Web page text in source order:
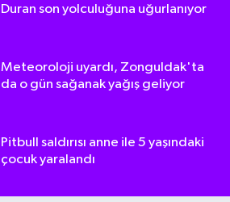
Duran son yolculuğuna uğurlanıyor
Meteoroloji uyardı, Zonguldak'ta
da o gün sağanak yağış geliyor
Pitbull saldırısı anne ile 5 yaşındaki
çocuk yaralandı